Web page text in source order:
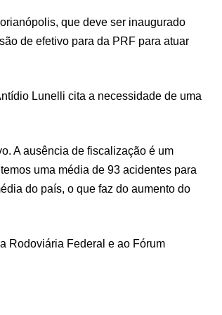
que deve ser inaugurado
de efetivo para da PRF para atuar
Lunelli cita a necessidade de uma
A ausência de fiscalização é um
uma média de 93 acidentes para
do país, o que faz do aumento do
Rodoviária Federal e ao Fórum